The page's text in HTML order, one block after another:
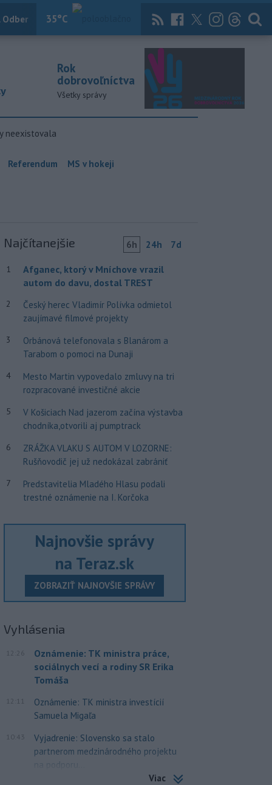
35°C
Odber Knihy Magazín News Now Archív
Rok
dobrovoľníctva
Všetky správy
neexistovala
Referendum MS v hokeji
Najčítanejšie 6h 24h 7d
1
Afganec, ktorý v Mníchove vrazil
autom do davu, dostal TREST
2
Český herec Vladimír Polívka odmietol
zaujímavé filmové projekty
3
Orbánová telefonovala s Blanárom a
Tarabom o pomoci na Dunaji
4
Mesto Martin vypovedalo zmluvy na tri
rozpracované investičné akcie
5
V Košiciach Nad jazerom začína výstavba
chodníka,otvorili aj pumptrack
6
ZRÁŽKA VLAKU S AUTOM V LOZORNE:
Rušňovodič jej už nedokázal zabrániť
7
Predstavitelia Mladého Hlasu podali
trestné oznámenie na I. Korčoka
Najnovšie správy
na Teraz.sk
ZOBRAZIŤ NAJNOVŠIE SPRÁVY
Vyhlásenia
12:26
Oznámenie: TK ministra práce,
sociálnych vecí a rodiny SR Erika
Tomáša
12:11
Oznámenie: TK ministra investícií
Samuela Migaľa
10:43
Vyjadrenie: Slovensko sa stalo
partnerom medzinárodného projektu
na podporu...
Viac